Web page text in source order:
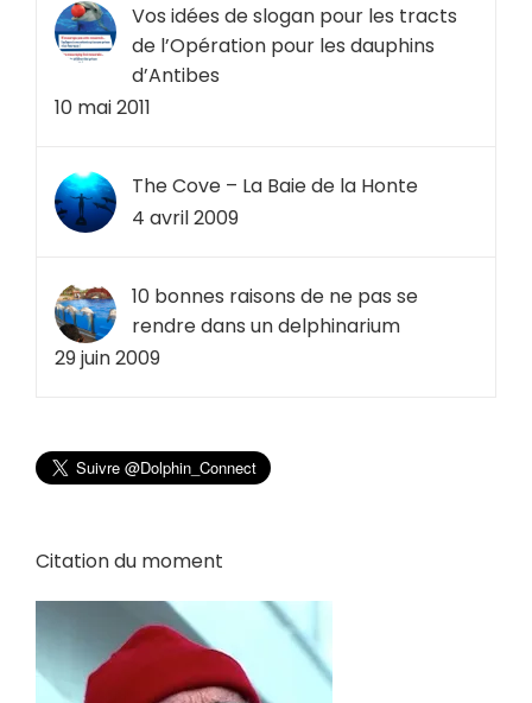
Vos idées de slogan pour les tracts
de l’Opération pour les dauphins
d’Antibes
10 mai 2011
The Cove – La Baie de la Honte
4 avril 2009
10 bonnes raisons de ne pas se
rendre dans un delphinarium
29 juin 2009
Citation du moment